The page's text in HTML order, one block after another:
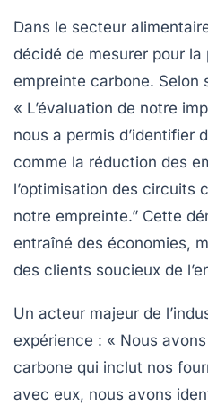
Dans le secteur
décidé de mesurer pour la
empreinte carbone. Selon
« L’évaluation de notre
nous a permis d’identifier
comme la réduction des
l’optimisation des circuits
notre empreinte.” Cette
entraîné des économies,
des clients soucieux de
Un acteur majeur de
expérience : « Nous
carbone qui inclut nos
avec eux, nous avons